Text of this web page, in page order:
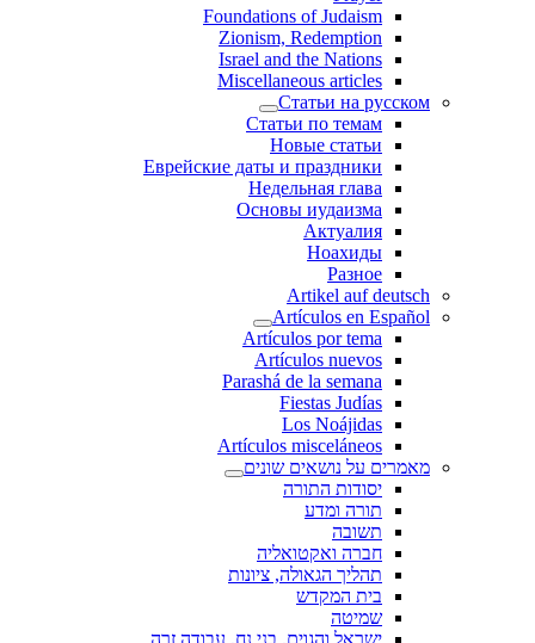
Foundations of Judaism
Zionism, Redemption
Israel and the Nations
Miscellaneous articles
Статьи на русском
Статьи по темам
Новые статьи
Еврейские даты и праздники
Недельная глава
Основы иудаизма
Актуалия
Ноахиды
Разное
Artikel auf deutsch
Artículos en Español
Artículos por tema
Artículos nuevos
Parashá de la semana
Fiestas Judías
Los Noájidas
Artículos misceláneos
מאמרים על נושאים שונים
יסודות התורה
תורה ומדע
תשובה
חברה ואקטואליה
תהליך הגאולה, ציונות
בית המקדש
שמיטה
ישראל והגוים, בני נח, עבודה זרה